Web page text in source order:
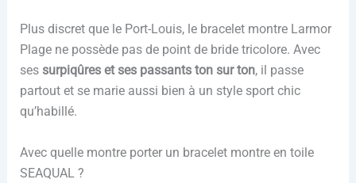
Plus discret que le Port-Louis, le bracelet montre Larmor
Plage ne possède pas de point de bride tricolore. Avec
ses surpiqûres et ses passants ton sur ton, il passe
partout et se marie aussi bien à un style sport chic
qu’habillé.
Avec quelle montre porter un bracelet montre en toile
SEAQUAL ?